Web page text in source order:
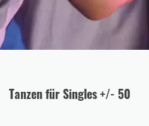
Tanzen für Singles +/- 50